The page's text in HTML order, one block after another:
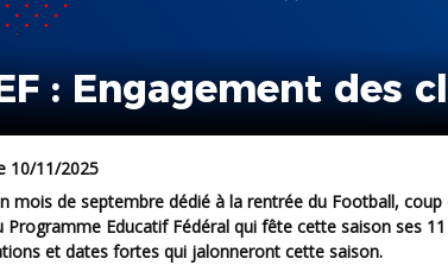
: Engagement des
10/11/2025
Programme Educatif Fédéral qui fête cette saison ses
et dates fortes qui jalonneront cette saison.